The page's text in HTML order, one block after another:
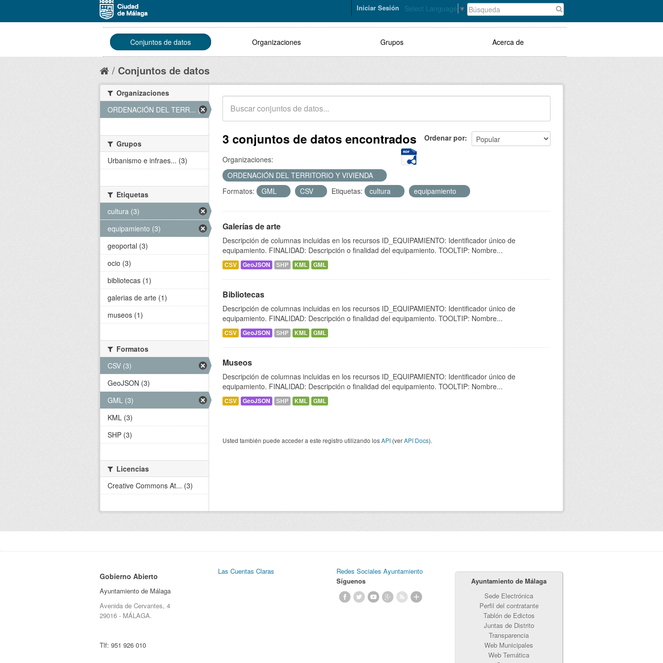
Select Language ▼
Iniciar Sesión
Conjuntos de datos Organizaciones Grupos Acerca de
Conjuntos de datos
Ordenar por
3 conjuntos de datos encontrados
Organizaciones:
ORDENACIÓN DEL TERRITORIO Y VIVIENDA
Formatos:
GML CSV Etiquetas: cultura equipamiento
Galerías de arte
Descripción de columnas incluidas en los recursos ID_EQUIPAMIENTO: Identificador único de
equipamiento. FINALIDAD: Descripción o finalidad del equipamiento. TOOLTIP: Nombre...
CSV GeoJSON SHP KML GML
Bibliotecas
Descripción de columnas incluidas en los recursos ID_EQUIPAMIENTO: Identificador único de
equipamiento. FINALIDAD: Descripción o finalidad del equipamiento. TOOLTIP: Nombre...
CSV GeoJSON SHP KML GML
Museos
Descripción de columnas incluidas en los recursos ID_EQUIPAMIENTO: Identificador único de
equipamiento. FINALIDAD: Descripción o finalidad del equipamiento. TOOLTIP: Nombre...
CSV GeoJSON SHP KML GML
Usted también puede acceder a este registro utilizando losAPI (verAPI Docs).
Organizaciones
ORDENACIÓN DEL TERR... (3)
Grupos
Urbanismo e infraes... (3)
Etiquetas
cultura (3)
equipamiento (3)
geoportal (3)
ocio (3)
bibliotecas (1)
galerias de arte (1)
museos (1)
Formatos
CSV (3)
GeoJSON (3)
GML (3)
KML (3)
SHP (3)
Licencias
Creative Commons At... (3)
Gobierno Abierto
Ayuntamiento de Málaga
Avenida de Cervantes, 4
29016 - MÁLAGA.
Tlf: 951 926 010
Las Cuentas Claras
Redes Sociales Ayuntamiento
Síguenos
Ayuntamiento de Málaga
Sede Electrónica
Perfil del contratante
Tablón de Edictos
Juntas de Distrito
Transparencia
Web Municipales
Web Temática